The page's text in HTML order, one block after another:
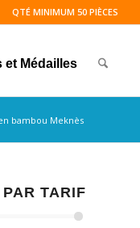
QTÉ MINIMUM 50 PIÈCES
et Médailles
bambou Meknès
TARIF